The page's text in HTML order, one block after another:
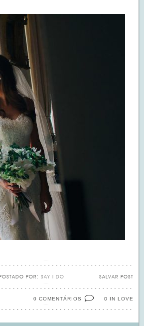
SALVAR POST
POSTADO POR: SAY I DO
0 IN LOVE
0 COMENTÁRIOS